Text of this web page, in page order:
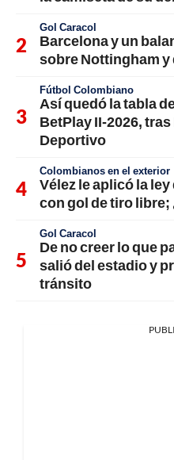
Gol Caracol
Barcelona y un
sobre Nottingham
Fútbol Colombiano
Así quedó la tabla
BetPlay II-2026,
Deportivo
Colombianos en el exterior
Vélez le aplicó la
con gol de tiro
Gol Caracol
De no creer lo que
salió del estadio y
tránsito